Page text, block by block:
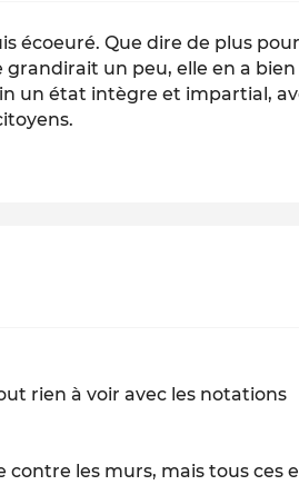
écoeuré. Que dire de plus pour
un peu, elle en a bien
un état intègre et impartial,
rien à voir avec les notations
les murs, mais tous ces